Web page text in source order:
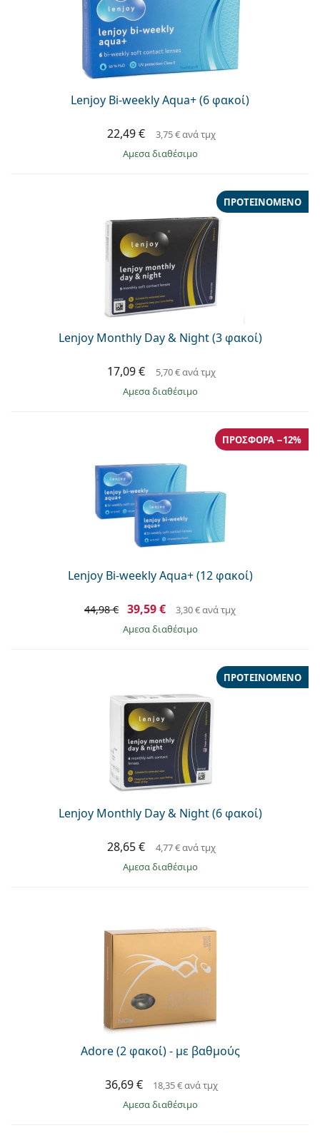
Lenjoy Bi-weekly Aqua+ (6 φακοί)
22,49 € 3,75 €ανά τμχ
άμεσα διαθέσιμο
Lenjoy Monthly Day & Night (3 φακοί)
ΠΡΟΤΕΙΝΌΜΕΝΟ
17,09 € 5,70 €ανά τμχ
άμεσα διαθέσιμο
Lenjoy Bi-weekly Aqua+ (12 φακοί)
ΠΡΟΣΦΟΡΆ −12%
44,98 € 39,59 € 3,30 €ανά τμχ
άμεσα διαθέσιμο
Lenjoy Monthly Day & Night (6 φακοί)
ΠΡΟΤΕΙΝΌΜΕΝΟ
28,65 € 4,77 €ανά τμχ
άμεσα διαθέσιμο
Adore (2 φακοί) - με βαθμούς
36,69 € 18,35 €ανά τμχ
άμεσα διαθέσιμο